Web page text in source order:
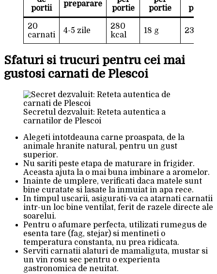
portii
preparare
portie
portie
portie
20
carnati
4-5 zile
280
kcal
18 g 23 g
Sfaturi si trucuri pentru cei mai
gustosi carnati de Plescoi
Secretul dezvaluit: Reteta autentica a
carnatilor de Plescoi
Alegeti intotdeauna carne proaspata, de la
animale hranite natural, pentru un gust
superior.
Nu sariti peste etapa de maturare in frigider.
Aceasta ajuta la o mai buna imbinare a aromelor.
Inainte de umplere, verificati daca matele sunt
bine curatate si lasate la inmuiat in apa rece.
In timpul uscarii, asigurati-va ca atarnati carnatii
intr-un loc bine ventilat, ferit de razele directe ale
soarelui.
Pentru o afumare perfecta, utilizati rumegus de
esenta tare (fag, stejar) si mentineti o
temperatura constanta, nu prea ridicata.
Serviti carnatii alaturi de mamaliguta, mustar si
un vin rosu sec pentru o experienta
gastronomica de neuitat.